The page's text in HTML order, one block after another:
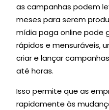
as campanhas podem
meses para serem
mídia paga online pode
rápidos e mensuráveis,
criar e lançar
até horas.
Isso permite que as
rapidamente às